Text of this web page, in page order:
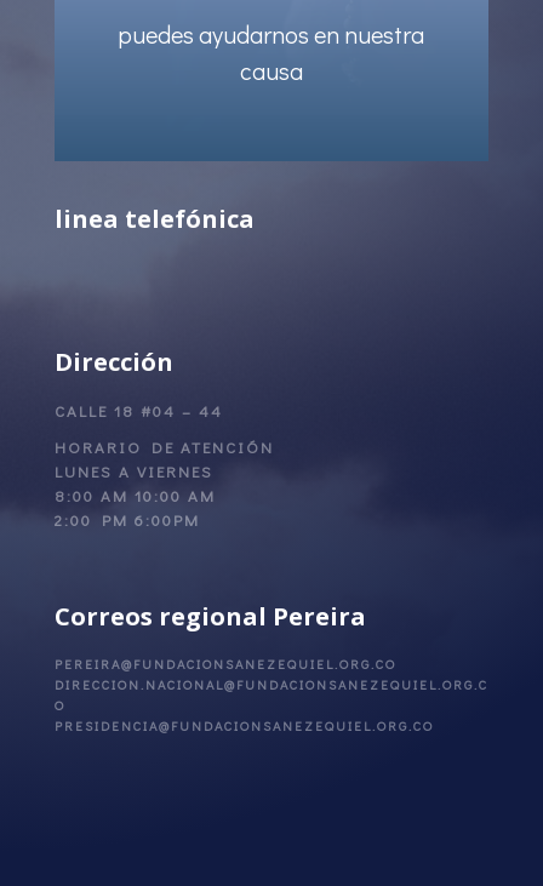
puedes ayudarnos en nuestra
causa
linea telefónica
Dirección
CALLE 18 #04 – 44
HORARIO DE ATENCIÓN
LUNES A VIERNES
8:00 AM 10:00 AM
2:00 PM 6:00PM
Correos regional Pereira
PEREIRA@FUNDACIONSANEZEQUIEL.ORG.CO
DIRECCION.NACIONAL@FUNDACIONSANEZEQUIEL.ORG.C
O
PRESIDENCIA@FUNDACIONSANEZEQUIEL.ORG.CO